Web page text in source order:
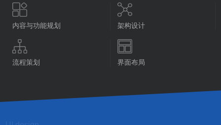
内容与功能规划 架构设计
流程策划 界面布局